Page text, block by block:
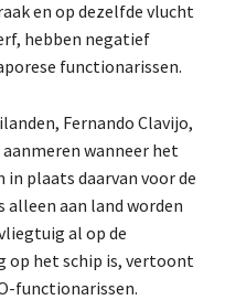
en op dezelfde vlucht
hebben negatief
functionarissen.
Fernando Clavijo,
wanneer het
plaats daarvan voor de
alleen aan land worden
al op de
op het schip is, vertoont
functionarissen.